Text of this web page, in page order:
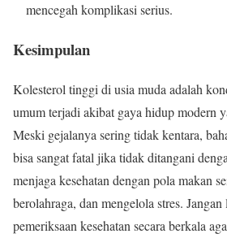
mencegah komplikasi serius.
Kesimpulan
Kolesterol tinggi di usia muda adalah
umum terjadi akibat gaya hidup modern
Meski gejalanya sering tidak kentara,
bisa sangat fatal jika tidak ditangani
menjaga kesehatan dengan pola makan
berolahraga, dan mengelola stres.
pemeriksaan kesehatan secara berkala